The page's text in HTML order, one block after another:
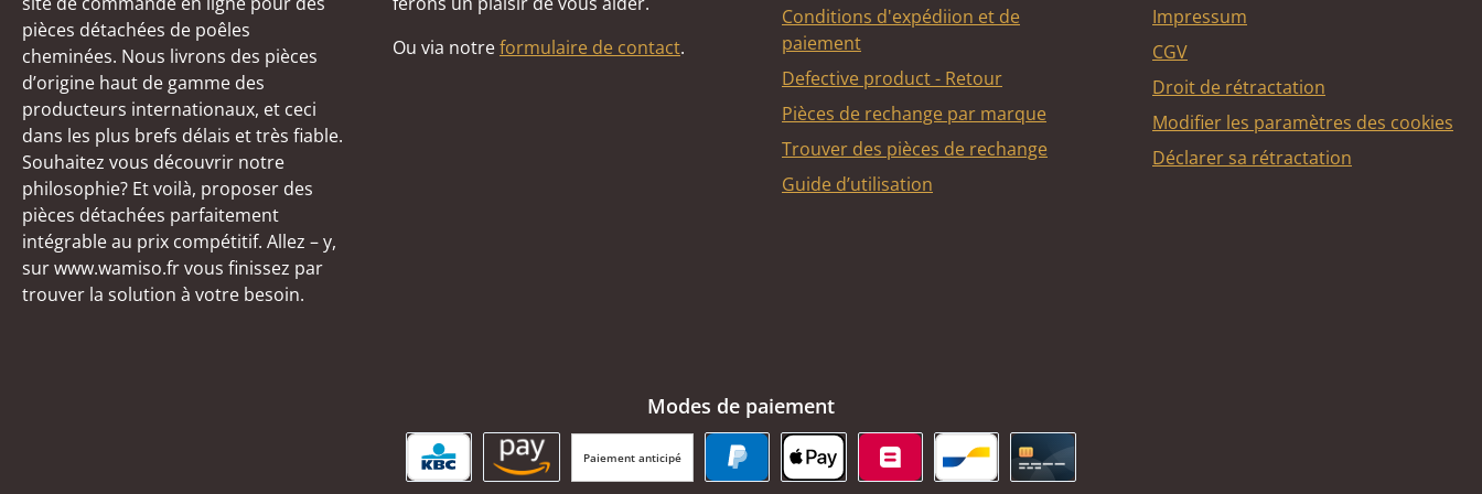
pièces détachées de poêles
cheminées. Nous livrons des pièces
d’origine haut de gamme des
producteurs internationaux, et ceci
dans les plus brefs délais et très fiable.
Souhaitez vous découvrir notre
philosophie? Et voilà, proposer des
pièces détachées parfaitement
intégrable au prix compétitif. Allez – y,
sur www.wamiso.fr vous finissez par
trouver la solution à votre besoin.
Ou via notreformulaire de contact.
Conditions d'expédiion et de
paiement
Defective product - Retour
Pièces de rechange par marque
Trouver des pièces de rechange
Guide d’utilisation
Impressum
CGV
Droit de rétractation
Modifier les paramètres des cookies
Déclarer sa rétractation
Modes de paiement
Paiement anticipé